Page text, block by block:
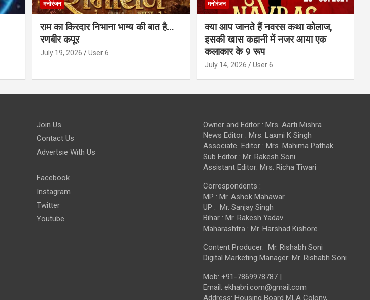
मनोरंजन
राम का किरदार निभाना भाग्य की बात है…
रणबीर कपूर
July 19, 2026 User 6
मनोरंजन
क्या आप जानते हैं नवरस कथा कोलाज,
इसकी खास कहानी में नजर आया एक
कलाकार के 9 रूप
July 14, 2026 User 6
Join Us
Contact Us
Advertsie With Us
Facebook
Instagram
Twitter
Youtube
Owner and Editor : Mrs. Aarti Mishra
News Editor : Mrs. Laxmi K Singh
Associate Editor : Mrs. Mahima Pathak
Sub Editor : Mr. Rakesh Soni
Assistant Editor: Mrs. Richa Tiwari
Correspondents :
MP : Mr. Ashok Mahawar
UP : Mr. Sanjay Singh
Bihar : Mr. Rakesh Yadav
Maharashtra : Mr. Harshad Kishore
Content Producer: Mr. Rishabh Soni
Digital Marketing Manager: Mr. Rishabh Soni
Mob: +91-7869978787 |
Email: ekhabri.com@gmail.com
Address: Housing Board MLA Colony,